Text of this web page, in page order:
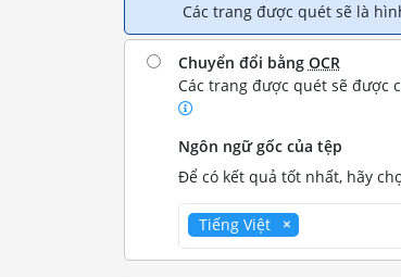
Các trang được quét sẽ là
Chuyển đổi bằng OCR
Các trang được quét sẽ được
Ngôn ngữ gốc của tệp
Để có kết quả tốt nhất, hãy
Tiếng Việt